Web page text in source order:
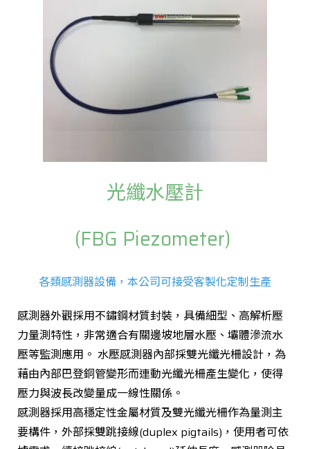
光纖水壓計
(FBG Piezometer)
各類感測器設備，本公司可接受客製化定制生產
感測器外觀採用不鏽鋼材質封裝，具備細型、高解析壓
力量測特性，非常適合有關邊坡地層水壓、壩體滲流水
壓等監測應用。 水壓感測器內部採雙光纖光柵設計，為
藉由內部巴登銅管變形而連動光纖光柵產生變化，使得
壓力與波長改變量成一線性關係。
感測器採用高穩定性金屬材質及雙光纖光柵作為量測主
要構件，外部採雙跳接線(duplex pigtails)，使用者可依